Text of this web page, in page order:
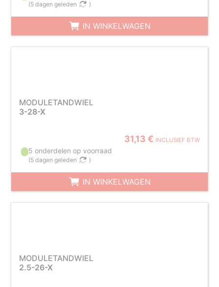
(5 dagen geleden )
IN WINKELWAGEN
MODULETANDWIEL
3-28-X
31,13 € INCLUSIEF BTW
5 onderdelen op voorraad
(5 dagen geleden )
IN WINKELWAGEN
MODULETANDWIEL
2.5-26-X